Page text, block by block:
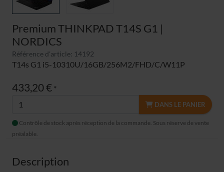
Premium THINKPAD T14S G1 |
NORDICS
Référence d'article: 14192
T14s G1 i5-10310U/16GB/256M2/FHD/C/W11P
433,20 € *
DANS LE PANIER
Contrôle de stock après réception de la commande. Sous réserve de vente
préalable.
Description